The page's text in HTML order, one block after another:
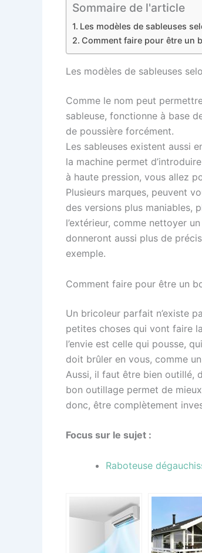
Sommaire de l'article
Les modèles de sableuses
Comment faire pour être un
Les modèles de sableuses
Comme le nom peut
sableuse, fonctionne à base
de poussière forcément.
Les sableuses existent aussi
la machine permet
à haute pression, vous allez
Plusieurs marques, peuvent
des versions plus maniables,
l’extérieur, comme nettoyer
donneront aussi plus de
exemple.
Comment faire pour être un
Un bricoleur parfait n’existe
petites choses qui vont faire
l’envie est celle qui pousse,
doit brûler en vous, comme
Aussi, il faut être bien outillé,
bon outillage permet de
donc, être complètement
Focus sur le sujet :
Raboteuse